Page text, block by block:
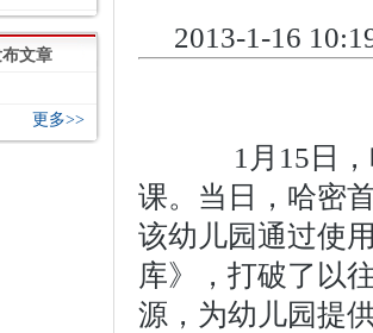
文章
更多>>
2013-1-16
1月15日，
课。当日，哈密
该幼儿园通过使
库》，打破了以
源，为幼儿园提